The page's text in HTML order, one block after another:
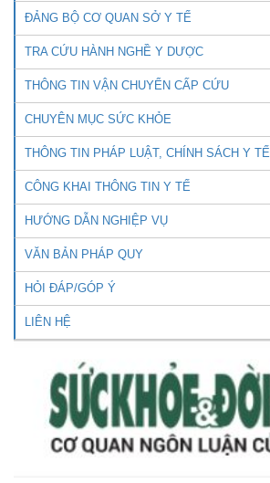
ĐẢNG BỘ CƠ QUAN SỞ Y TẾ
TRA CỨU HÀNH NGHỀ Y DƯỢC
THÔNG TIN VẬN CHUYỂN CẤP CỨU
CHUYÊN MỤC SỨC KHỎE
THÔNG TIN PHÁP LUẬT, CHÍNH SÁCH Y TẾ
CÔNG KHAI THÔNG TIN Y TẾ
HƯỚNG DẪN NGHIỆP VỤ
VĂN BẢN PHÁP QUY
HỎI ĐÁP/GÓP Ý
LIÊN HỆ